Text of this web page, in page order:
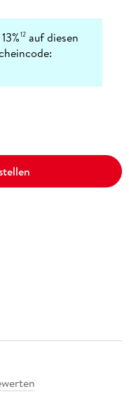
12 auf diesen